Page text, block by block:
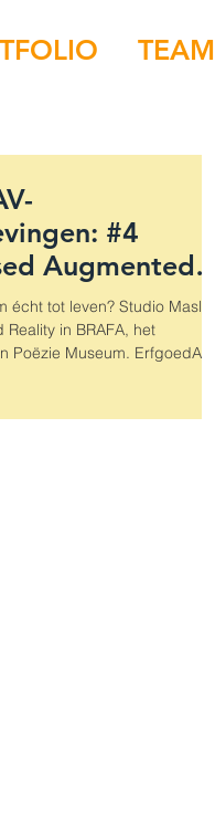
TEAM
#4
Augmented
Poëzie
écht tot leven? Studio Maslow
in BRAFA, het
Poëzie Museum. ErfgoedApp